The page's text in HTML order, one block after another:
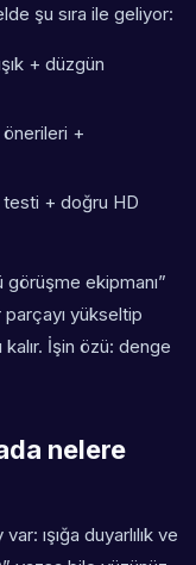
şu sıra ile geliyor:
+ düzgün
+
testi + doğru HD
ekipmanı”
yükseltip
kalır. İşin özü: denge
nelere
ışığa duyarlılık ve